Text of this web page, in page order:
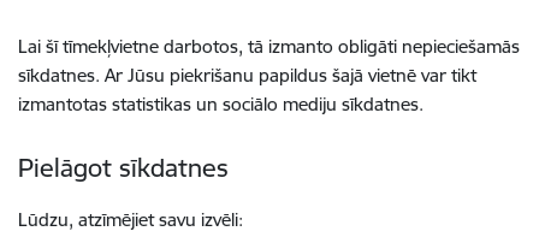
Lai šī tīmekļvietne darbotos, tā izmanto obligāti nepieciešamās
sīkdatnes. Ar Jūsu piekrišanu papildus šajā vietnē var tikt
izmantotas statistikas un sociālo mediju sīkdatnes.
Pielāgot sīkdatnes
Lūdzu, atzīmējiet savu izvēli: